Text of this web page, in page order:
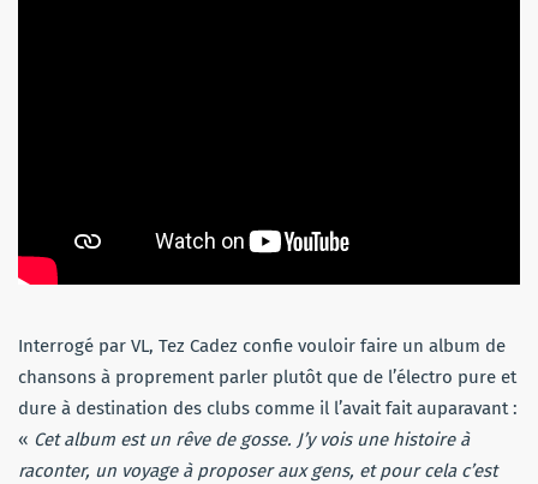
Interrogé par VL, Tez Cadez confie vouloir faire un album de
chansons à proprement parler plutôt que de l’électro pure et
dure à destination des clubs comme il l’avait fait auparavant :
« Cet album est un rêve de gosse. J’y vois une histoire à
raconter, un voyage à proposer aux gens, et pour cela c’est